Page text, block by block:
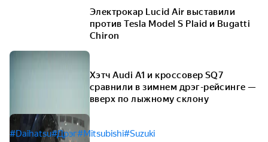
Электрокар Lucid Air выставили
против Tesla Model S Plaid и Bugatti
Chiron
Хэтч Audi A1 и кроссовер SQ7
сравнили в зимнем дрэг-рейсинге —
вверх по лыжному склону
#Daihatsu#Дрэг#Mitsubishi#Suzuki